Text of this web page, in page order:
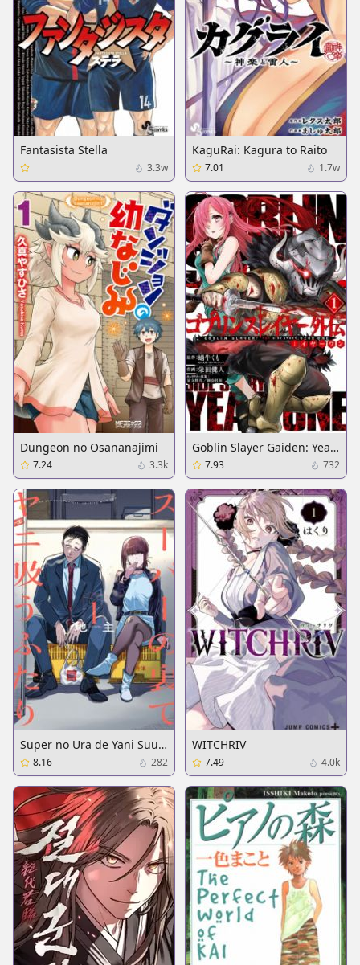
Fantasista Stella
3.3w
KaguRai: Kagura to Raito
7.01 1.7w
Dungeon no Osananajimi
7.24 3.3k
Goblin Slayer Gaiden: Year
One7.93 732
Super no Ura de Yani Suu
Futari
8.16 282
WITCHRIV
7.49 4.0k